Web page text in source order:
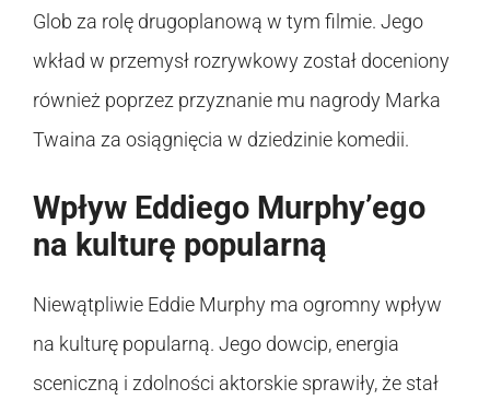
Glob za rolę drugoplanową w tym filmie. Jego
wkład w przemysł rozrywkowy został doceniony
również poprzez przyznanie mu nagrody Marka
Twaina za osiągnięcia w dziedzinie komedii.
Wpływ Eddiego Murphy’ego
na kulturę popularną
Niewątpliwie Eddie Murphy ma ogromny wpływ
na kulturę popularną. Jego dowcip, energia
sceniczną i zdolności aktorskie sprawiły, że stał